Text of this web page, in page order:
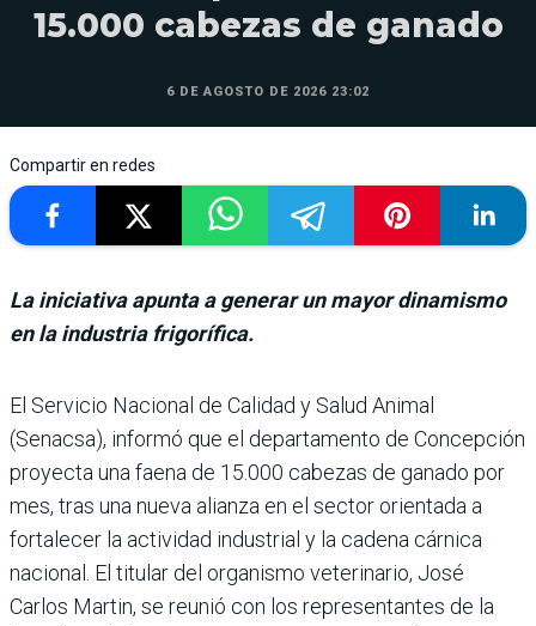
15.000 cabezas de ganado
6 DE AGOSTO DE 2026 23:02
Compartir en redes
La iniciativa apunta a generar un mayor dinamismo
en la industria frigorífica.
El Servicio Nacional de Cali­dad y Salud Animal
(Senacsa), informó que el departamento de Concepción
proyecta una faena de 15.000 cabezas de ganado por
mes, tras una nueva alianza en el sector orientada a
fortalecer la acti­vidad industrial y la cadena cárnica
nacional. El titular del organismo veterinario, José
Carlos Martin, se reu­nió con los representantes de la